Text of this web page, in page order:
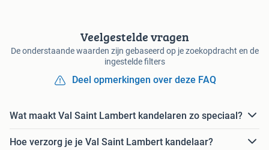
Veelgestelde vragen
De onderstaande waarden zijn gebaseerd op je zoekopdracht en de
ingestelde filters
Deel opmerkingen over deze FAQ
Wat maakt Val Saint Lambert kandelaren zo speciaal?
Hoe verzorg je je Val Saint Lambert kandelaar?